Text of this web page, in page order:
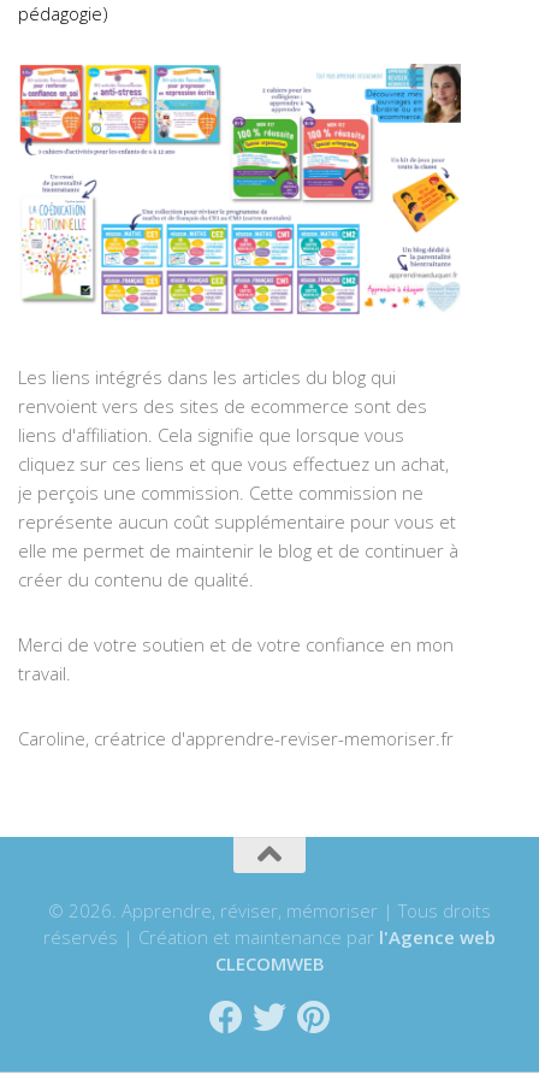
pédagogie)
Les liens intégrés dans les articles du blog qui
renvoient vers des sites de ecommerce sont des
liens d'affiliation. Cela signifie que lorsque vous
cliquez sur ces liens et que vous effectuez un achat,
je perçois une commission. Cette commission ne
représente aucun coût supplémentaire pour vous et
elle me permet de maintenir le blog et de continuer à
créer du contenu de qualité.
Merci de votre soutien et de votre confiance en mon
travail.
Caroline, créatrice d'apprendre-reviser-memoriser.fr
© 2026. Apprendre, réviser, mémoriser | Tous droits
réservés | Création et maintenance par l'Agence web
CLECOMWEB